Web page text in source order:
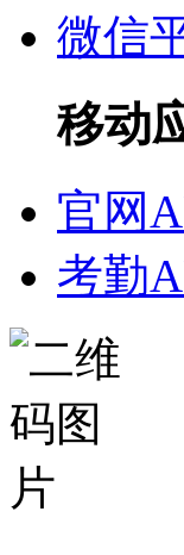
微信
移动
官网
考勤